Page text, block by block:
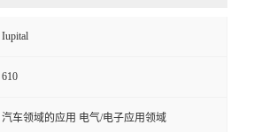
Iupital
610
汽车领域的应用 电气/电子应用领域